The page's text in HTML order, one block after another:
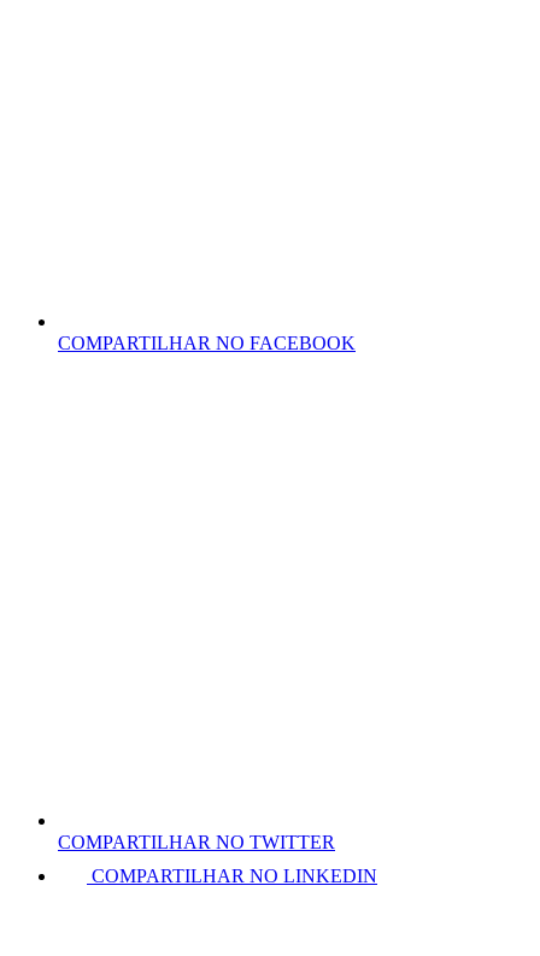
COMPARTILHAR NO FACEBOOK
COMPARTILHAR NO TWITTER
COMPARTILHAR NO LINKEDIN